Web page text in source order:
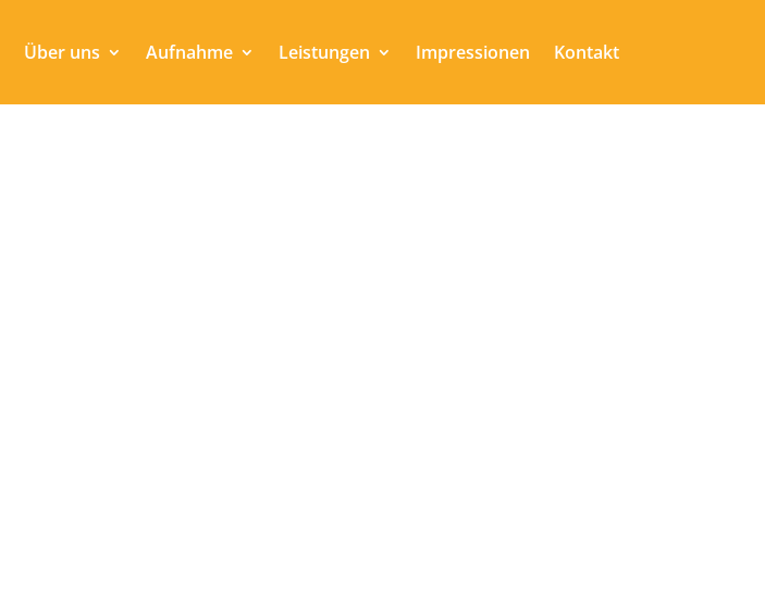
Über uns Aufnahme Leistungen Impressionen Kontakt